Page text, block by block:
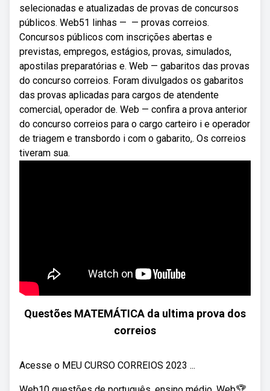
selecionadas e atualizadas de provas de concursos
públicos. Web51 linhas — — provas correios.
Concursos públicos com inscrições abertas e
previstas, empregos, estágios, provas, simulados,
apostilas preparatórias e. Web — gabaritos das provas
do concurso correios. Foram divulgados os gabaritos
das provas aplicadas para cargos de atendente
comercial, operador de. Web — confira a prova anterior
do concurso correios para o cargo carteiro i e operador
de triagem e transbordo i com o gabarito,. Os correios
tiveram sua.
Questões MATEMÁTICA da ultima prova dos
correios
Acesse o MEU CURSO CORREIOS 2023 ...